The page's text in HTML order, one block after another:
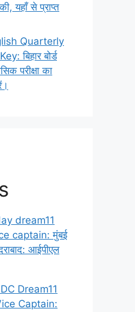
यहाँ से प्राप्त
Quarterly
बिहार बोर्ड
परीक्षा का
dream11
captain: मुंबई
आईपीएल
Dream11
Captain: